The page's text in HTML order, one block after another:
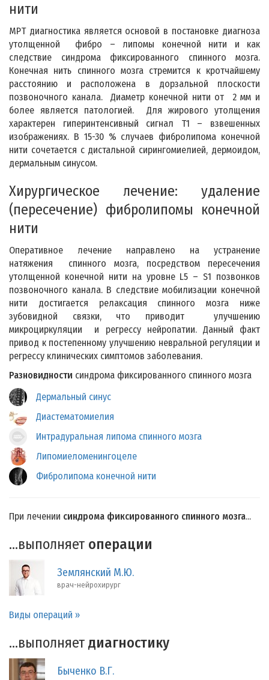
нити
МРТ диагностика является основой в постановке диагноза
утолщенной фибро – липомы конечной нити и как
следствие синдрома фиксированного спинного мозга.
Конечная нить спинного мозга стремится к кротчайшему
расстоянию и расположена в дорзальной плоскости
позвоночного канала. Диаметр конечной нити от 2 мм и
более является патологией. Для жирового утолщения
характерен гиперинтенсивный сигнал T1 – взвешенных
изображениях. В 15-30 % случаев фибролипома конечной
нити сочетается с дистальной сирингомиелией, дермоидом,
дермальным синусом.
Хирургическое лечение: удаление
(пересечение) фибролипомы конечной
нити
Оперативное лечение направлено на устранение
натяжения спинного мозга, посредством пересечения
утолщенной конечной нити на уровне L5 – S1 позвонков
позвоночного канала. В следствие мобилизации конечной
нити достигается релаксация спинного мозга ниже
зубовидной связки, что приводит улучшению
микроциркуляции и регрессу нейропатии. Данный факт
привод к постепенному улучшению невральной регуляции и
регрессу клинических симптомов заболевания.
Разновидности синдрома фиксированного спинного мозга
Дермальный синус
Диастематомиелия
Интрадуральная липома спинного мозга
Липомиеломенингоцеле
Фибролипома конечной нити
При лечении синдрома фиксированного спинного мозга...
...выполняет операции
Землянский М.Ю.
врач-нейрохирург
Виды операций »
...выполняет диагностику
Быченко В.Г.